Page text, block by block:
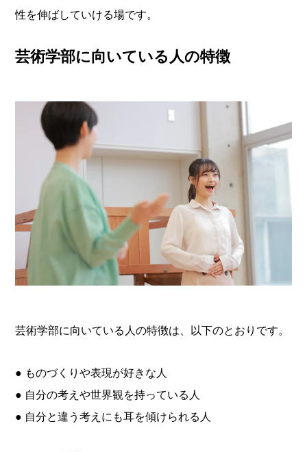
性を伸ばしていける場です。
芸術学部に向いている人の特徴
芸術学部に向いている人の特徴は、以下のとおりです。
● ものづくりや表現が好きな人
● 自分の考えや世界観を持っている人
● 自分と違う考えにも耳を傾けられる人